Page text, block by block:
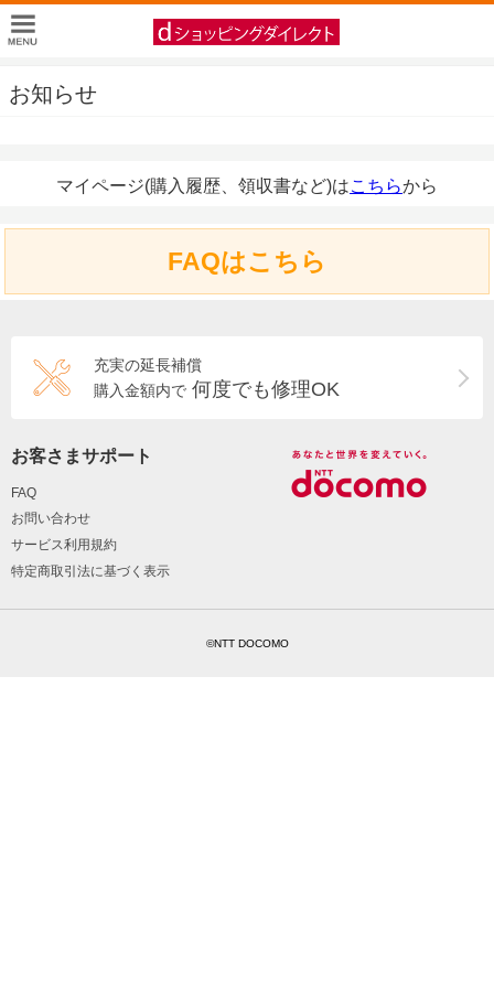
お知らせ
マイページ(購入履歴、領収書など)はこちらから
FAQはこちら
充実の延長補償
購入金額内で 何度でも修理OK
お客さまサポート
FAQ
お問い合わせ
サービス利用規約
特定商取引法に基づく表示
©NTT DOCOMO